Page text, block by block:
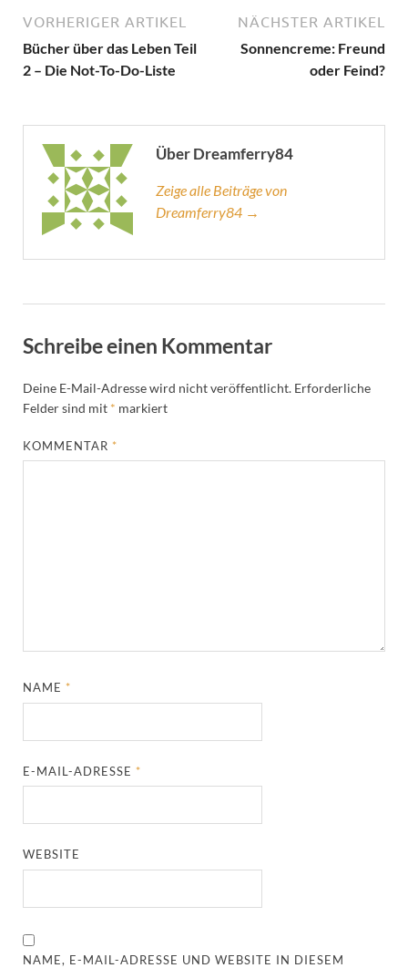
VORHERIGER ARTIKEL
Bücher über das Leben Teil
2 – Die Not-To-Do-Liste
NÄCHSTER ARTIKEL
Sonnencreme: Freund
oder Feind?
Über Dreamferry84
Zeige alle Beiträge von
Dreamferry84 →
Schreibe einen Kommentar
Deine E-Mail-Adresse wird nicht veröffentlicht. Erforderliche
Felder sind mit * markiert
KOMMENTAR *
NAME *
E-MAIL-ADRESSE *
WEBSITE
NAME, E-MAIL-ADRESSE UND WEBSITE IN DIESEM